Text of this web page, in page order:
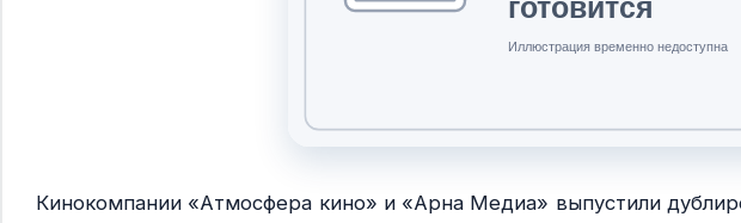
Кинокомпании «Атмосфера кино» и «Арна Медиа» выпустили